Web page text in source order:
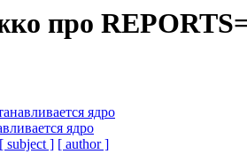
про
ядро
ядро
[ subject ] [ author ]